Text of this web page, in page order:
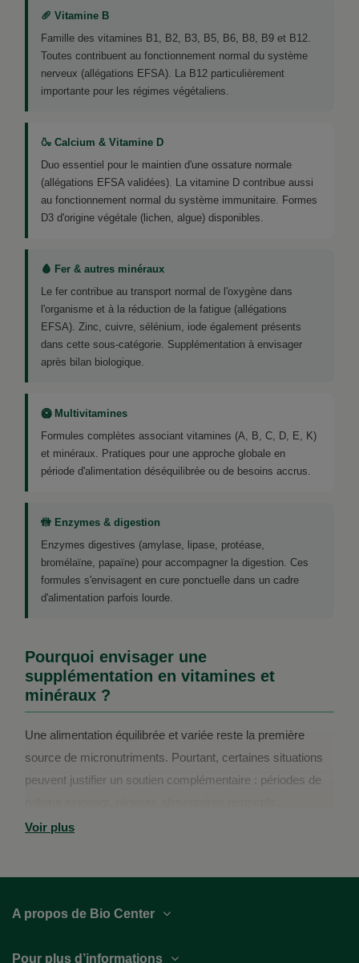
🥖 Vitamine B
Famille des vitamines B1, B2, B3, B5, B6, B8, B9 et B12.
Toutes contribuent au fonctionnement normal du système
nerveux (allégations EFSA). La B12 particulièrement
importante pour les régimes végétaliens.
🍶 Calcium & Vitamine D
Duo essentiel pour le maintien d'une ossature normale
(allégations EFSA validées). La vitamine D contribue aussi
au fonctionnement normal du système immunitaire. Formes
D3 d'origine végétale (lichen, algue) disponibles.
🩸 Fer & autres minéraux
Le fer contribue au transport normal de l'oxygène dans
l'organisme et à la réduction de la fatigue (allégations
EFSA). Zinc, cuivre, sélénium, iode également présents
dans cette sous-catégorie. Supplémentation à envisager
après bilan biologique.
🥝 Multivitamines
Formules complètes associant vitamines (A, B, C, D, E, K)
et minéraux. Pratiques pour une approche globale en
période d'alimentation déséquilibrée ou de besoins accrus.
🚻 Enzymes & digestion
Enzymes digestives (amylase, lipase, protéase,
bromélaïne, papaïne) pour accompagner la digestion. Ces
formules s'envisagent en cure ponctuelle dans un cadre
d'alimentation parfois lourde.
Pourquoi envisager une
supplémentation en vitamines et
minéraux ?
Une alimentation équilibrée et variée reste la première
source de micronutriments. Pourtant, certaines situations
peuvent justifier un soutien complémentaire : périodes de
transitions de vie, saisons hivernales pauvres en lumière
Voir plus
A propos de Bio Center
Pour plus d’informations